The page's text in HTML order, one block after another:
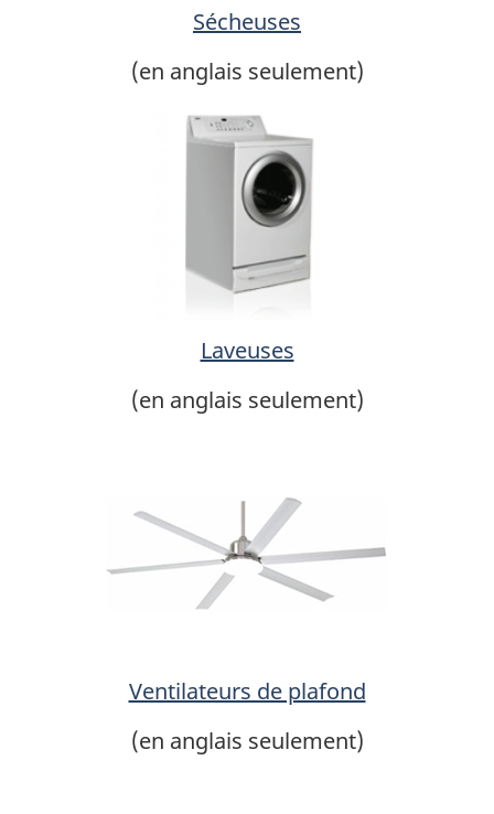
Sécheuses
(en anglais seulement)
Laveuses
(en anglais seulement)
Ventilateurs de plafond
(en anglais seulement)